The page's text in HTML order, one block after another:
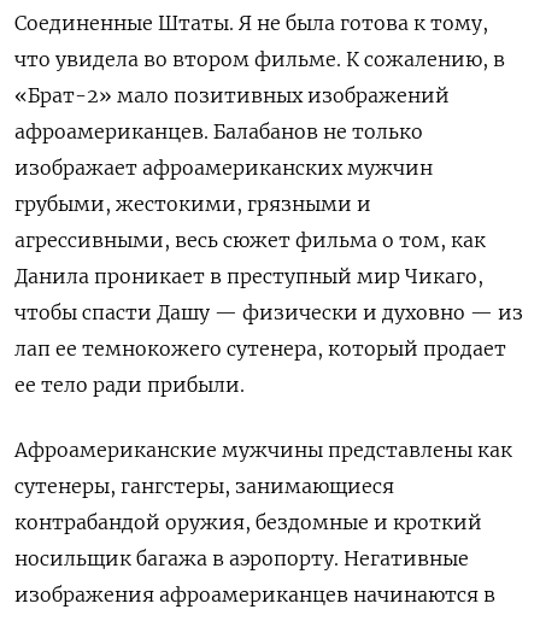
Соединенные Штаты. Я не была готова к тому,
что увидела во втором фильме. К сожалению, в
«Брат-2» мало позитивных изображений
афроамериканцев. Балабанов не только
изображает афроамериканских мужчин
грубыми, жестокими, грязными и
агрессивными, весь сюжет фильма о том, как
Данила проникает в преступный мир Чикаго,
чтобы спасти Дашу — физически и духовно — из
лап ее темнокожего сутенера, который продает
ее тело ради прибыли.
Афроамериканские мужчины представлены как
сутенеры, гангстеры, занимающиеся
контрабандой оружия, бездомные и кроткий
носильщик багажа в аэропорту. Негативные
изображения афроамериканцев начинаются в